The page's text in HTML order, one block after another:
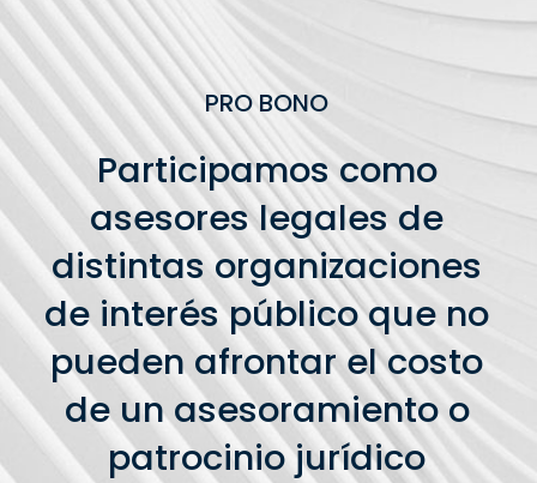
PRO BONO
Participamos como
asesores legales de
distintas organizaciones
de interés público que no
pueden afrontar el costo
de un asesoramiento o
patrocinio jurídico